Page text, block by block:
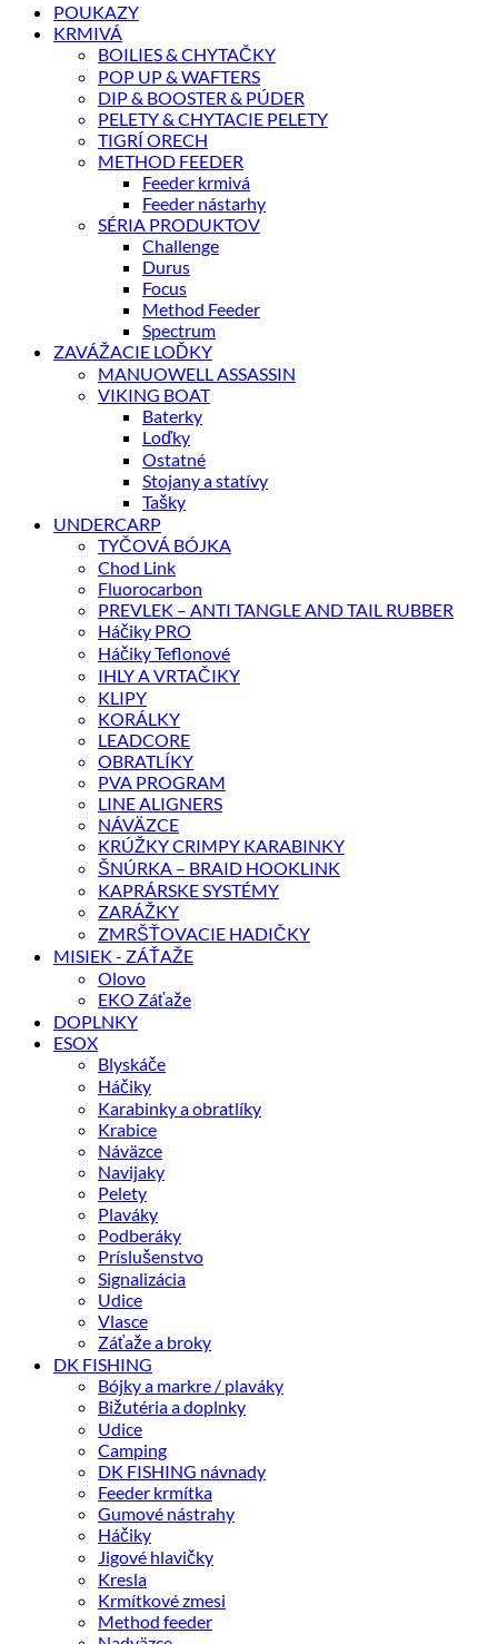
POUKAZY
KRMIVÁ
BOILIES & CHYTAČKY
POP UP & WAFTERS
DIP & BOOSTER & PÚDER
PELETY & CHYTACIE PELETY
TIGRÍ ORECH
METHOD FEEDER
Feeder krmivá
Feeder nástarhy
SÉRIA PRODUKTOV
Challenge
Durus
Focus
Method Feeder
Spectrum
ZAVÁŽACIE LOĎKY
MANUOWELL ASSASSIN
VIKING BOAT
Baterky
Loďky
Ostatné
Stojany a statívy
Tašky
UNDERCARP
TYČOVÁ BÓJKA
Chod Link
Fluorocarbon
PREVLEK – ANTI TANGLE AND TAIL RUBBER
Háčiky PRO
Háčiky Teflonové
IHLY A VRTAČIKY
KLIPY
KORÁLKY
LEADCORE
OBRATLÍKY
PVA PROGRAM
LINE ALIGNERS
NÁVÄZCE
KRÚŽKY CRIMPY KARABINKY
ŠNÚRKA – BRAID HOOKLINK
KAPRÁRSKE SYSTÉMY
ZARÁŽKY
ZMRŠŤOVACIE HADIČKY
MISIEK - ZÁŤAŽE
Olovo
EKO Záťaže
DOPLNKY
ESOX
Blyskáče
Háčiky
Karabinky a obratlíky
Krabice
Náväzce
Navijaky
Pelety
Plaváky
Podberáky
Príslušenstvo
Signalizácia
Udice
Vlasce
Záťaže a broky
DK FISHING
Bójky a markre / plaváky
Bižutéria a doplnky
Udice
Camping
DK FISHING návnady
Feeder krmítka
Gumové nástrahy
Háčiky
Jigové hlavičky
Kresla
Krmítkové zmesi
Method feeder